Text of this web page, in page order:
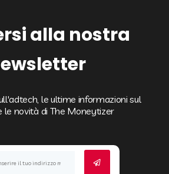
alla nostra
le ultime informazioni sul
le novità di The Moneytizer